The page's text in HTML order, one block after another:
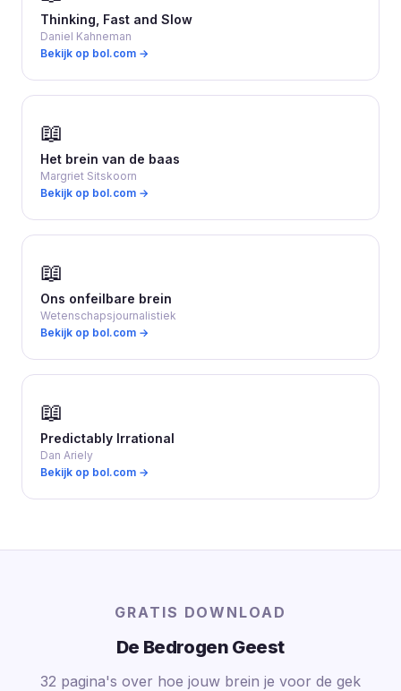
Thinking, Fast and Slow
Daniel Kahneman
Bekijk op bol.com →
📖
Het brein van de baas
Margriet Sitskoorn
Bekijk op bol.com →
📖
Ons onfeilbare brein
Wetenschapsjournalistiek
Bekijk op bol.com →
📖
Predictably Irrational
Dan Ariely
Bekijk op bol.com →
GRATIS DOWNLOAD
De Bedrogen Geest
32 pagina's over hoe jouw brein je voor de gek